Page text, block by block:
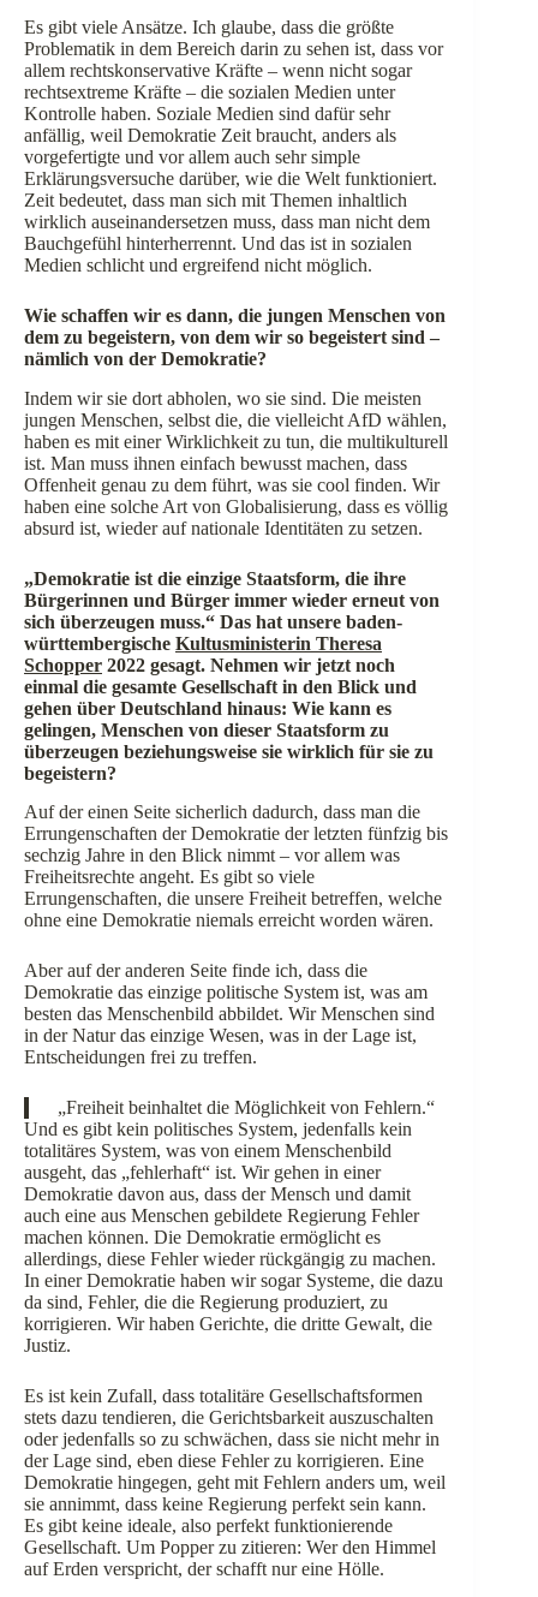
Es gibt viele Ansätze. Ich glaube, dass die größte
Problematik in dem Bereich darin zu sehen ist, dass vor
allem rechtskonservative Kräfte – wenn nicht sogar
rechtsextreme Kräfte – die sozialen Medien unter
Kontrolle haben. Soziale Medien sind dafür sehr
anfällig, weil Demokratie Zeit braucht, anders als
vorgefertigte und vor allem auch sehr simple
Erklärungsversuche darüber, wie die Welt funktioniert.
Zeit bedeutet, dass man sich mit Themen inhaltlich
wirklich auseinandersetzen muss, dass man nicht dem
Bauchgefühl hinterherrennt. Und das ist in sozialen
Medien schlicht und ergreifend nicht möglich.
Wie schaffen wir es dann, die jungen Menschen von
dem zu begeistern, von dem wir so begeistert sind –
nämlich von der Demokratie?
Indem wir sie dort abholen, wo sie sind. Die meisten
jungen Menschen, selbst die, die vielleicht AfD wählen,
haben es mit einer Wirklichkeit zu tun, die multikulturell
ist. Man muss ihnen einfach bewusst machen, dass
Offenheit genau zu dem führt, was sie cool finden. Wir
haben eine solche Art von Globalisierung, dass es völlig
absurd ist, wieder auf nationale Identitäten zu setzen.
„Demokratie ist die einzige Staatsform, die ihre
Bürgerinnen und Bürger immer wieder erneut von
sich überzeugen muss.“ Das hat unsere baden-
württembergische Kultusministerin Theresa
Schopper 2022 gesagt. Nehmen wir jetzt noch
einmal die gesamte Gesellschaft in den Blick und
gehen über Deutschland hinaus: Wie kann es
gelingen, Menschen von dieser Staatsform zu
überzeugen beziehungsweise sie wirklich für sie zu
begeistern?
Auf der einen Seite sicherlich dadurch, dass man die
Errungenschaften der Demokratie der letzten fünfzig bis
sechzig Jahre in den Blick nimmt – vor allem was
Freiheitsrechte angeht. Es gibt so viele
Errungenschaften, die unsere Freiheit betreffen, welche
ohne eine Demokratie niemals erreicht worden wären.
Aber auf der anderen Seite finde ich, dass die
Demokratie das einzige politische System ist, was am
besten das Menschenbild abbildet. Wir Menschen sind
in der Natur das einzige Wesen, was in der Lage ist,
Entscheidungen frei zu treffen.
„Freiheit beinhaltet die Möglichkeit von Fehlern.“
Und es gibt kein politisches System, jedenfalls kein
totalitäres System, was von einem Menschenbild
ausgeht, das „fehlerhaft“ ist. Wir gehen in einer
Demokratie davon aus, dass der Mensch und damit
auch eine aus Menschen gebildete Regierung Fehler
machen können. Die Demokratie ermöglicht es
allerdings, diese Fehler wieder rückgängig zu machen.
In einer Demokratie haben wir sogar Systeme, die dazu
da sind, Fehler, die die Regierung produziert, zu
korrigieren. Wir haben Gerichte, die dritte Gewalt, die
Justiz.
Es ist kein Zufall, dass totalitäre Gesellschaftsformen
stets dazu tendieren, die Gerichtsbarkeit auszuschalten
oder jedenfalls so zu schwächen, dass sie nicht mehr in
der Lage sind, eben diese Fehler zu korrigieren. Eine
Demokratie hingegen, geht mit Fehlern anders um, weil
sie annimmt, dass keine Regierung perfekt sein kann.
Es gibt keine ideale, also perfekt funktionierende
Gesellschaft. Um Popper zu zitieren: Wer den Himmel
auf Erden verspricht, der schafft nur eine Hölle.